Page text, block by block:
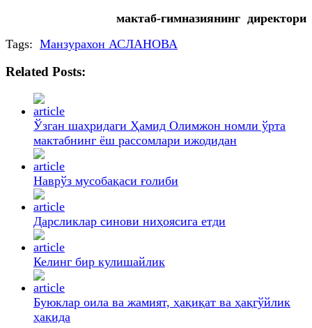
мактаб-гимназиянинг директори
Tags: Манзурахон АСЛАНОВА
Related Posts:
Ўзган шаҳридаги Ҳамид Олимжон номли ўрта
мактабнинг ёш рассомлари ижодидан
Наврўз мусобақаси ғолиби
Дарсликлар синови ниҳоясига етди
Келинг бир кулишайлик
Буюклар оила ва жамият, ҳақиқат ва ҳақгўйлик
ҳақида